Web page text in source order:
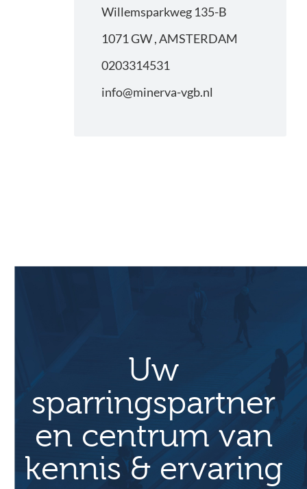
Willemsparkweg 135-B
1071 GW , AMSTERDAM
0203314531
info@minerva-vgb.nl
Uw
sparringspartner
en centrum van
kennis & ervaring